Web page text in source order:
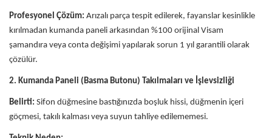
Profesyonel Çözüm: Arızalı parça tespit edilerek, fayanslar kesinlikle
kırılmadan kumanda paneli arkasından %100 orijinal Visam
şamandıra veya conta değişimi yapılarak sorun 1 yıl garantili olarak
çözülür.
2. Kumanda Paneli (Basma Butonu) Takılmaları ve İşlevsizliği
Belirti: Sifon düğmesine bastığınızda boşluk hissi, düğmenin içeri
göçmesi, takılı kalması veya suyun tahliye edilememesi.